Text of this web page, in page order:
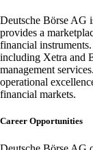
Deutsche Börse AG
provides a
financial
including Xetra and
management
operational
financial markets.
Career Opportunities